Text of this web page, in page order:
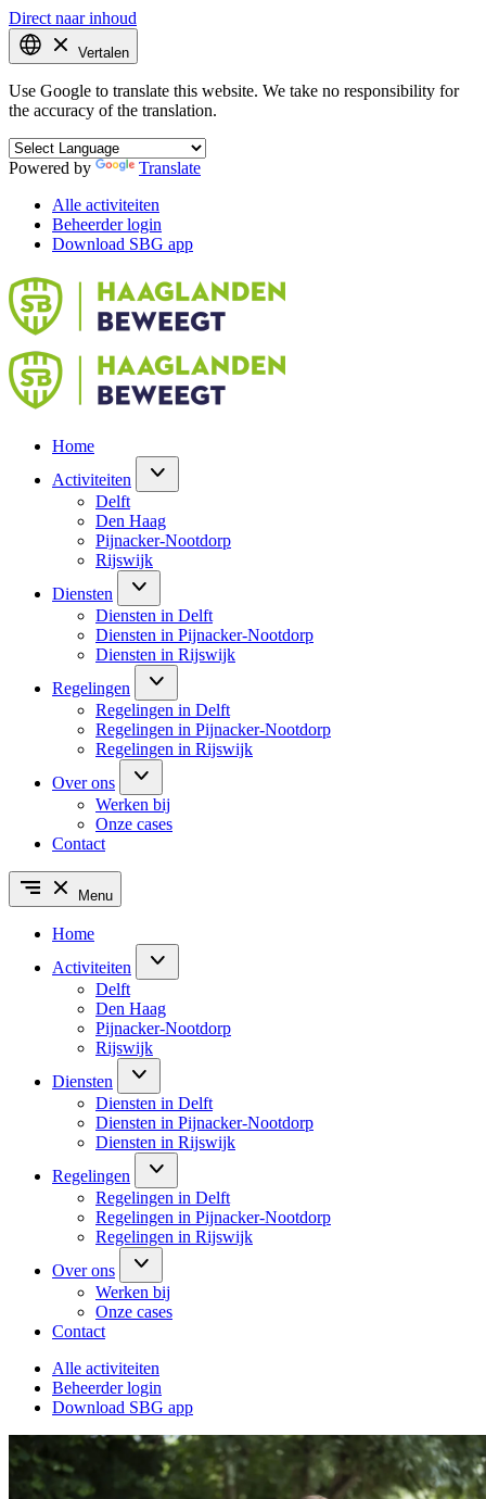
Direct naar inhoud
Vertalen
Use Google to translate this website. We take no responsibility for
the accuracy of the translation.
Powered by
Translate
Alle activiteiten
Beheerder login
Download SBG app
Home
Activiteiten
Delft
Den Haag
Pijnacker-Nootdorp
Rijswijk
Diensten
Diensten in Delft
Diensten in Pijnacker-Nootdorp
Diensten in Rijswijk
Regelingen
Regelingen in Delft
Regelingen in Pijnacker-Nootdorp
Regelingen in Rijswijk
Over ons
Werken bij
Onze cases
Contact
Menu
Home
Activiteiten
Delft
Den Haag
Pijnacker-Nootdorp
Rijswijk
Diensten
Diensten in Delft
Diensten in Pijnacker-Nootdorp
Diensten in Rijswijk
Regelingen
Regelingen in Delft
Regelingen in Pijnacker-Nootdorp
Regelingen in Rijswijk
Over ons
Werken bij
Onze cases
Contact
Alle activiteiten
Beheerder login
Download SBG app